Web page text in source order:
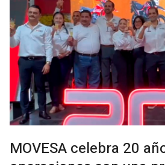
MOVESA celebra 20